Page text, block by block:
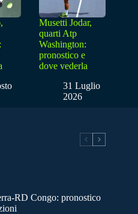
Musetti Jodar,
quarti Atp
Washington:
pronostico e
dove vederla
31 Luglio
2026
RD Congo: pronostico